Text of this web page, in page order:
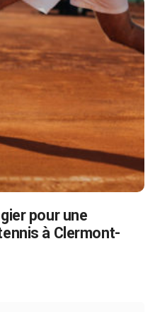
pour une
à Clermont-